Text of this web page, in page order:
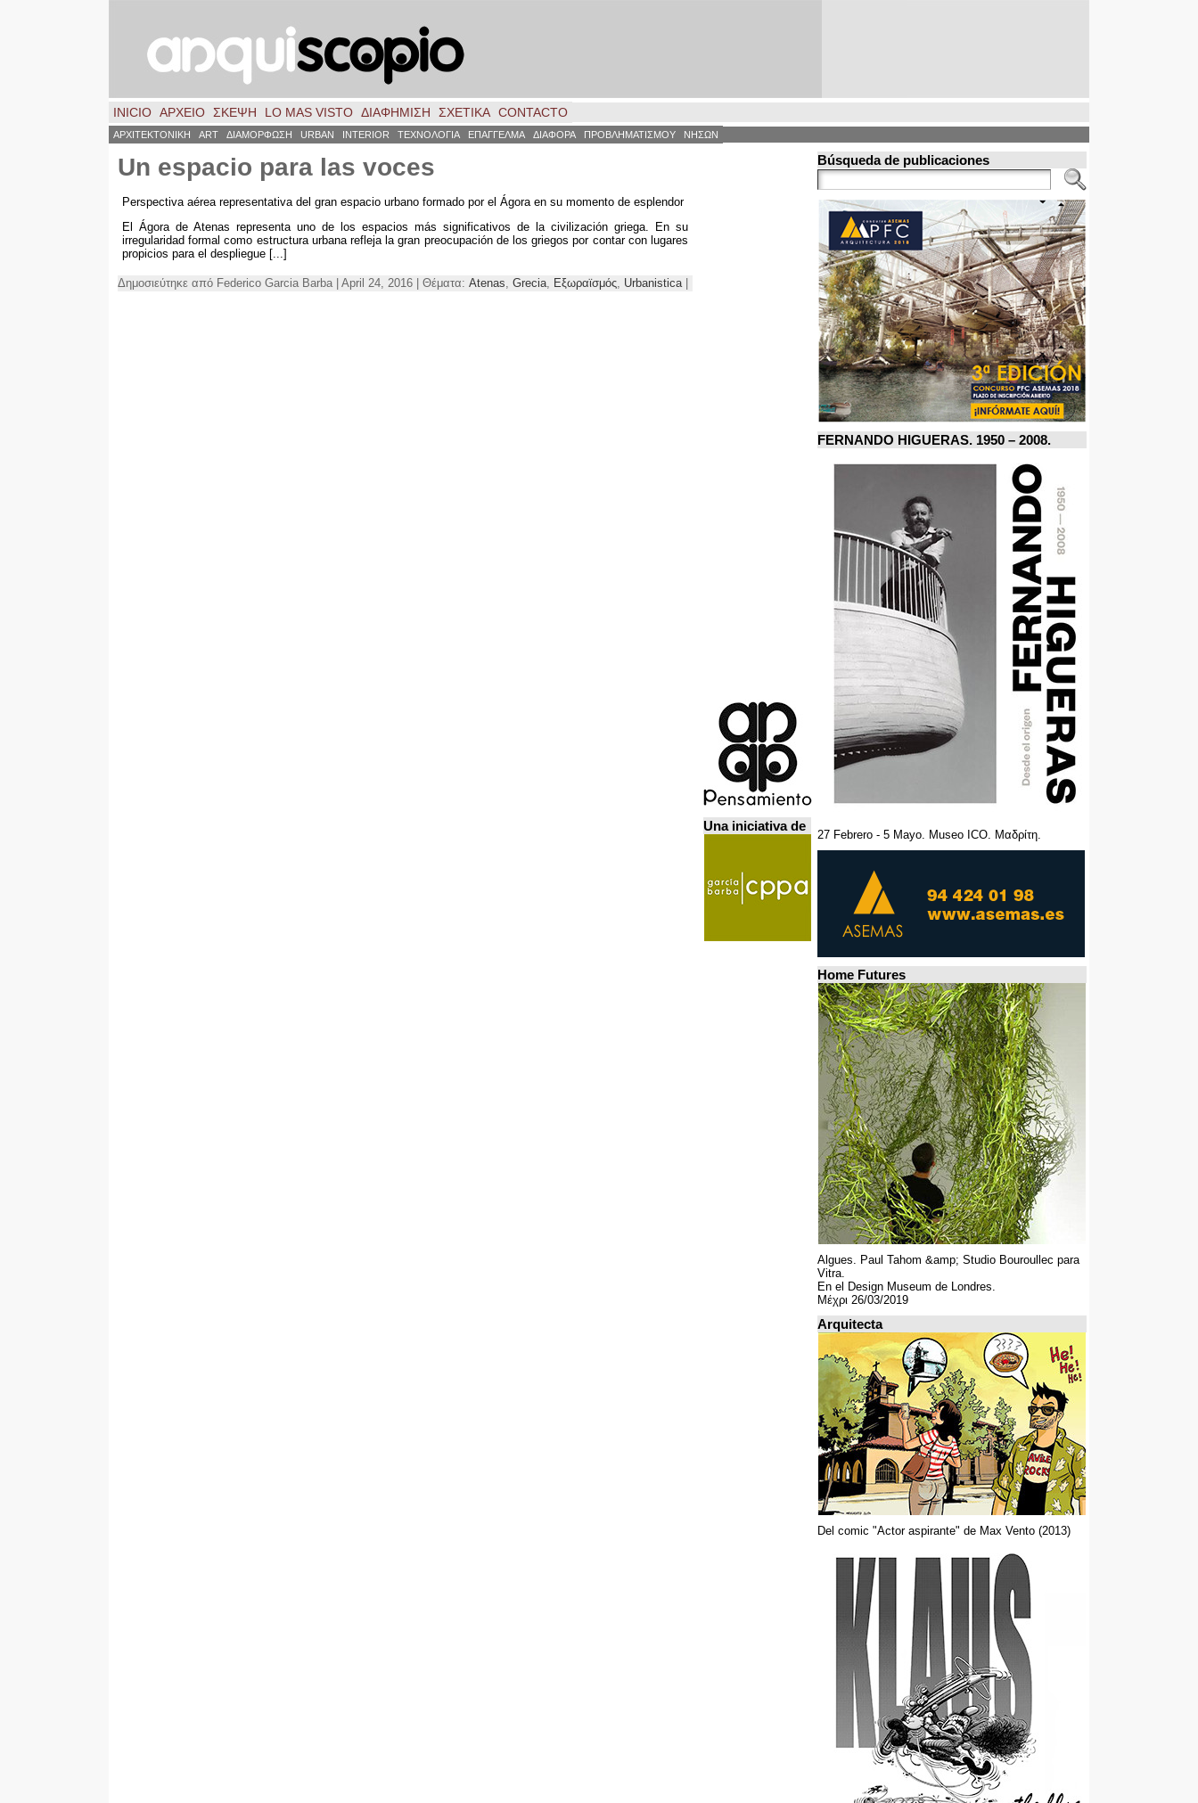
INICIO ΑΡΧΕΙΟ ΣΚΈΨΗ LO MAS VISTO ΔΙΑΦΗΜΙΣΗ ΣΧΕΤΙΚΑ CONTACTO
ΑΡΧΙΤΕΚΤΟΝΙΚΗ ART ΔΙΑΜΟΡΦΩΣΗ URBAN INTERIOR ΤΕΧΝΟΛΟΓΙΑ ΕΠΑΓΓΕΛΜΑ ΔΙΑΦΟΡΑ ΠΡΟΒΛΗΜΑΤΙΣΜΟΥ ΝΗΣΩΝ
Un espacio para las voces
Perspectiva aérea representativa del gran espacio urbano formado por el Ágora en su momento de esplendor
El Ágora de Atenas representa uno de los espacios más significativos de la civilización griega
En su
irregularidad formal como estructura urbana refleja la gran preocupación de los griegos por contar con lugares
propicios para el despliegue [...]
Δημοσιεύτηκε από Federico Garcia Barba | April 24, 2016 | Θέματα: Atenas, Grecia, Εξωραϊσμός, Urbanistica|
Una iniciativa de
Búsqueda de publicaciones
FERNANDO HIGUERAS. 1950 – 2008.
27 Febrero - 5 Mayo. Museo ICO. Μαδρίτη.
Home Futures
Algues. Paul Tahom &amp; Studio Bouroullec para
Vitra.
En el Design Museum de Londres.
Μέχρι 26/03/2019
Arquitecta
Del comic "Actor aspirante" de Max Vento (2013)